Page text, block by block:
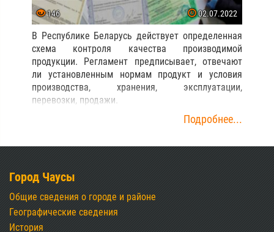
146 02.07.2022
В Республике Беларусь действует определенная
схема контроля качества производимой
продукции. Регламент предписывает, отвечают
ли установленным нормам продукт и условия
производства, хранения, эксплуатации,
перевозки, продажи.
Подробнее...
Город Чаусы
Общие сведения о городе и районе
Географические сведения
История